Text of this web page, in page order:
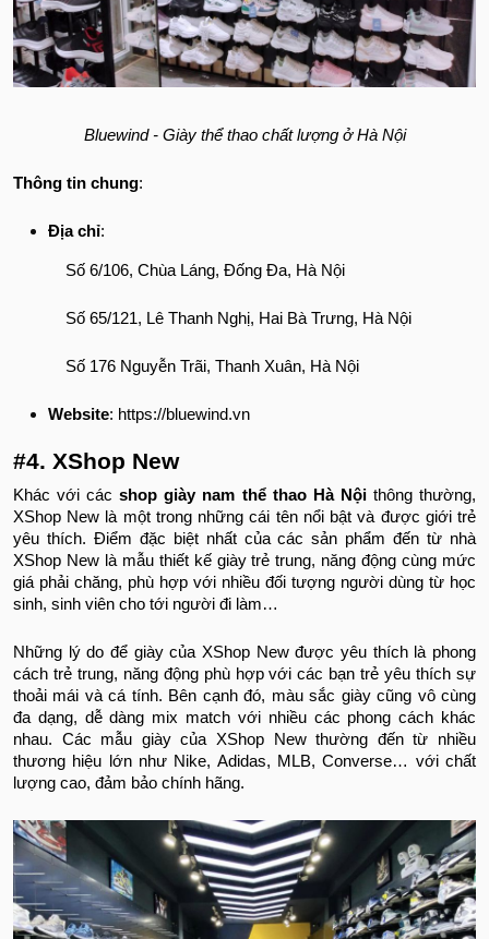
Bluewind - Giày thể thao chất lượng ở Hà Nội
Thông tin chung:
Địa chỉ:
Số 6/106, Chùa Láng, Đống Đa, Hà Nội
Số 65/121, Lê Thanh Nghị, Hai Bà Trưng, Hà Nội
Số 176 Nguyễn Trãi, Thanh Xuân, Hà Nội
Website: https://bluewind.vn
#4. XShop New
Khác với cácshop giày nam thể thao Hà Nộithông thường,
XShop New là một trong những cái tên nổi bật và được giới trẻ
yêu thích. Điểm đặc biệt nhất của các sản phẩm đến từ nhà
XShop New là mẫu thiết kế giày trẻ trung, năng động cùng mức
giá phải chăng, phù hợp với nhiều đối tượng người dùng từ học
sinh, sinh viên cho tới người đi làm…
Những lý do để giày của XShop New được yêu thích là phong
cách trẻ trung, năng động phù hợp với các bạn trẻ yêu thích sự
thoải mái và cá tính. Bên cạnh đó, màu sắc giày cũng vô cùng
đa dạng, dễ dàng mix match với nhiều các phong cách khác
nhau. Các mẫu giày của XShop New thường đến từ nhiều
thương hiệu lớn như Nike, Adidas, MLB, Converse… với chất
lượng cao, đảm bảo chính hãng.